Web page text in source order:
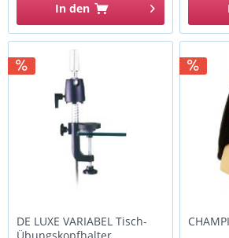
In den
DE LUXE VARIABEL Tisch-